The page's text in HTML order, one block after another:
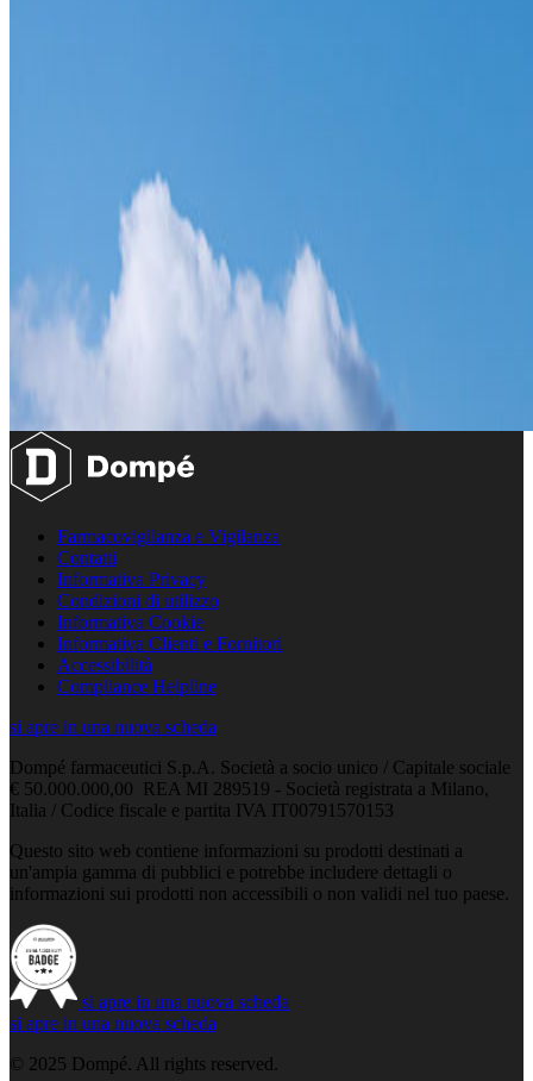
Farmacovigilanza e Vigilanza
Contatti
Informativa Privacy
Condizioni di utilizzo
Informativa Cookie
Informativa Clienti e Fornitori
Accessibilità
Compliance Helpline
si apre in una nuova scheda
Dompé farmaceutici S.p.A. Società a socio unico / Capitale sociale
€ 50.000.000,00 REA MI 289519 - Società registrata a Milano,
Italia / Codice fiscale e partita IVA IT00791570153
Questo sito web contiene informazioni su prodotti destinati a
un'ampia gamma di pubblici e potrebbe includere dettagli o
informazioni sui prodotti non accessibili o non validi nel tuo paese.
si apre in una nuova scheda
si apre in una nuova scheda
© 2025 Dompé. All rights reserved.